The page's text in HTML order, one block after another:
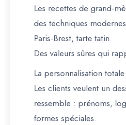
Les recettes de grand-
des techniques
Paris-Brest, tarte tatin.
Des valeurs sûres qui
La personnalisation totale
Les clients veulent un
ressemble : prénoms,
formes spéciales.